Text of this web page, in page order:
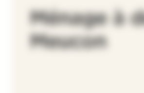
Ménage à
Meucon